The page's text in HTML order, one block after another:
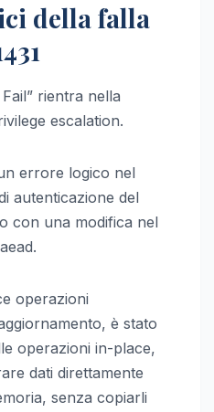
della falla
rientra nella
escalation.
errore logico nel
autenticazione del
con una modifica nel
operazioni
è stato
operazioni in-place,
dati direttamente
senza copiarli